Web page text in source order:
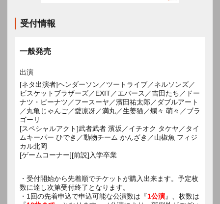
受付情報
一般発売
出演
[ネタ出演者]ヘンダーソン／ツートライブ／ネルソンズ／
ビスケットブラザーズ／EXIT／エバース／吉田たち／ドー
ナツ・ピーナツ／フースーヤ／濱田祐太郎／ダブルアート
／丸亀じゃんご／愛凛冴／満丸／生姜猫／爛々 萌々／ブラ
ゴーリ
[スペシャルアクト]武者武者 濱坂／イチオク タケヤ／タイ
ムキーパー ひでき／動物チーム かんざき／山椒魚 フィジ
カル北岡
[ゲームコーナー][前説]入学卒業
・受付開始から先着順でチケットが購入出来ます。予定枚
数に達し次第受付終了となります。
・1回の先着申込で申込可能な公演数は『1公演』、枚数は